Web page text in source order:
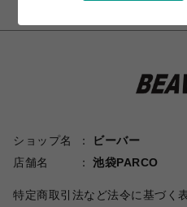
ショップ名
ビーバー
店舗名
池袋PARCO
特定商取引法など法令に基づく